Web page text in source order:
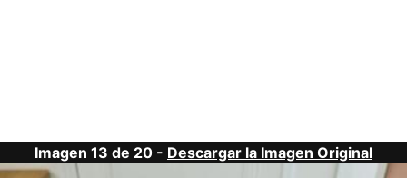
Imagen 13 de 20 - Descargar la Imagen Original